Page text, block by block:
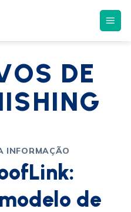
DE
INFORMAÇÃO
de